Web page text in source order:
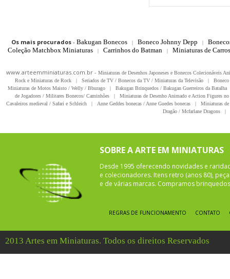
Os mais procurados- Bakugan Bonecos | Boneco Johnny Depp |
Coleção Matchbox Miniaturas
| Carrinhos do Batman | Miniaturas de
www.arteemminiaturas.com.br - Miniaturas de Desenhos Japoneses e Bonecos Colecionáveis
Rock e Miniaturas de Rock
| Seriados de TV / Bonecos da TV / Miniaturas da Televisão |
Miniaturas de Motos Maisto / Welly / Bburago
| Bakugan Brinquedos / Bakugan Guerreiros da Batalha
de Jogadores / Militares Bonecos/ Caminhões
|
Miniaturas de Desenho Animado e Action Figures
Cavaleiros medieval / Safari e Schleich
| Anne Geddes bonecas / Anne Guedes bonecas |
Miniaturas
Dragão / Mcfarlane Dragons
|
SOBRE A ARTE EM MINIATURAS
Desde 1995 oferecendo novidades e
e colecionadores. Itens retro (anos 80),
e de várias marcas. Compramos
REGRAS DE FUNCIONAMENTO CONTATO
2013 Artes em Miniaturas. Todos os direitos Reservados